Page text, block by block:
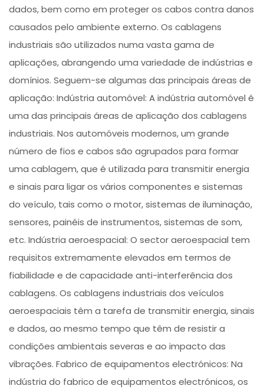
dados, bem como em proteger os cabos contra danos
causados pelo ambiente externo. Os cablagens
industriais são utilizados numa vasta gama de
aplicações, abrangendo uma variedade de indústrias e
domínios. Seguem-se algumas das principais áreas de
aplicação: Indústria automóvel: A indústria automóvel é
uma das principais áreas de aplicação dos cablagens
industriais. Nos automóveis modernos, um grande
número de fios e cabos são agrupados para formar
uma cablagem, que é utilizada para transmitir energia
e sinais para ligar os vários componentes e sistemas
do veículo, tais como o motor, sistemas de iluminação,
sensores, painéis de instrumentos, sistemas de som,
etc. Indústria aeroespacial: O sector aeroespacial tem
requisitos extremamente elevados em termos de
fiabilidade e de capacidade anti-interferência dos
cablagens. Os cablagens industriais dos veículos
aeroespaciais têm a tarefa de transmitir energia, sinais
e dados, ao mesmo tempo que têm de resistir a
condições ambientais severas e ao impacto das
vibrações. Fabrico de equipamentos electrónicos: Na
indústria do fabrico de equipamentos electrónicos, os